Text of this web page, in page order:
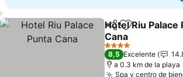
CompartirAgregar a
Hotel Riu Palace
Cana
Ver precios
4 Estrellas
8,5 Excelente
a 0.3 km de la playa
Spa y centro de